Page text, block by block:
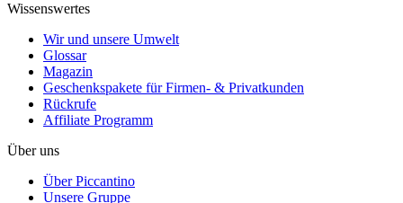
Wissenswertes
Wir und unsere Umwelt
Glossar
Magazin
Geschenkspakete für Firmen- & Privatkunden
Rückrufe
Affiliate Programm
Über uns
Über Piccantino
Unsere Gruppe